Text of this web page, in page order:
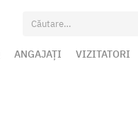
Caută
ANGAJAȚI VIZITATORI